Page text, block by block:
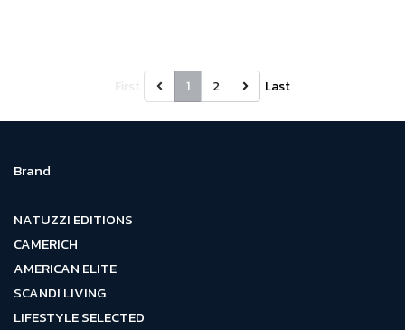
1 2 Last
Brand
NATUZZI EDITIONS
CAMERICH
AMERICAN ELITE
SCANDI LIVING
LIFESTYLE SELECTED